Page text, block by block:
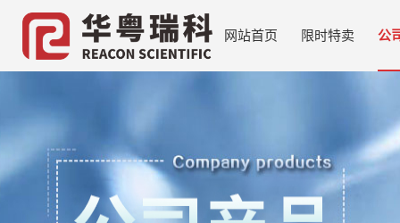
网站首页 限时特卖 公